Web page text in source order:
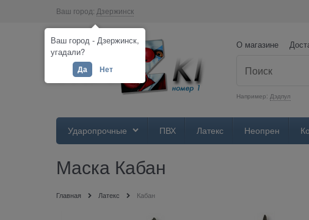
Ваш город: Дзержинск
О магазине
Например: Дэдпул
Ударопрочные ПВХ Латекс Неопрен
Маска Кабан
Главная Латекс Кабан
Ваш город - Дзержинск,
угадали?
Да Нет